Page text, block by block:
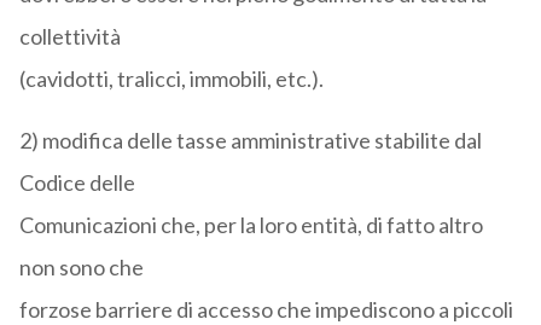
collettività
(cavidotti, tralicci, immobili, etc.).
2) modifica delle tasse amministrative stabilite dal
Codice delle
Comunicazioni che, per la loro entità, di fatto altro
non sono che
forzose barriere di accesso che impediscono a piccoli